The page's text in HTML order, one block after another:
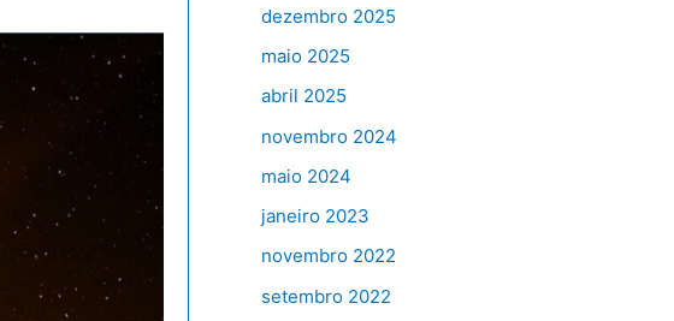
dezembro 2025
maio 2025
abril 2025
novembro 2024
maio 2024
janeiro 2023
novembro 2022
setembro 2022